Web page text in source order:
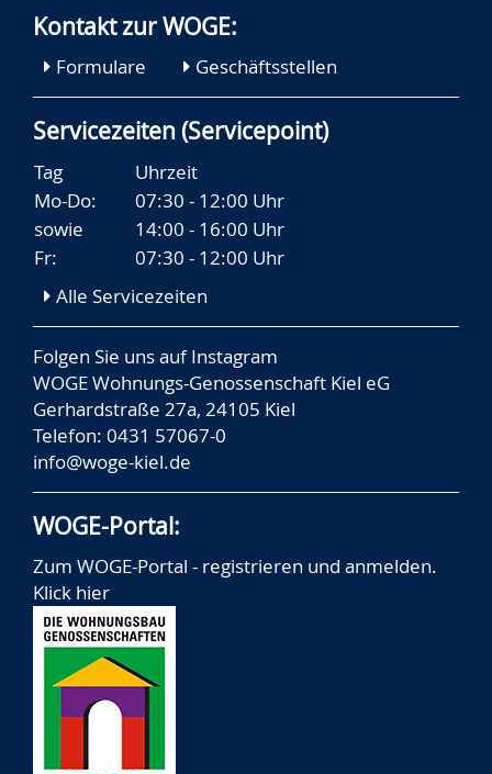
Kontakt zur WOGE:
Formulare Geschäftsstellen
Servicezeiten (Servicepoint)
Tag
Uhrzeit
Mo-Do:
07:30 - 12:00 Uhr
sowie
14:00 - 16:00 Uhr
Fr:
07:30 - 12:00 Uhr
Alle Servicezeiten
Folgen Sie uns aufInstagram
WOGE Wohnungs-Genossenschaft Kiel eG
Gerhardstraße 27a, 24105 Kiel
Telefon: 0431 57067-0
info@woge-kiel.de
WOGE-Portal:
Zum WOGE-Portal - registrieren und anmelden.
Klick hier